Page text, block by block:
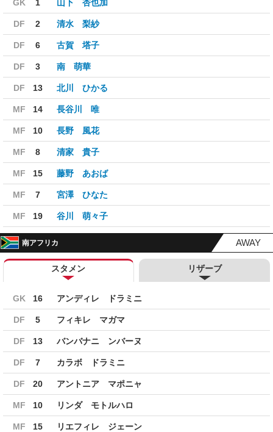
GK 1 山下 杏也加
DF 2 清水 梨紗
DF 6 古賀 塔子
DF 3 南 萌華
DF 13 北川 ひかる
MF 14 長谷川 唯
MF 10 長野 風花
MF 8 清家 貴子
MF 15 藤野 あおば
MF 7 宮澤 ひなた
MF 19 谷川 萌々子
南アフリカ AWAY
スタメン リザーブ
GK 16 アンディレ ドラミニ
DF 5 フィキレ マガマ
DF 13 バンバナニ ンバーヌ
DF 7 カラボ ドラミニ
DF 20 アントニア マポニャ
MF 10 リンダ モトルハロ
MF 15 リエフィレ ジェーン